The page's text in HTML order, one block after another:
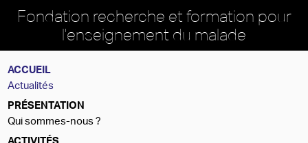
Fondation recherche et formation pour
l'enseignement du malade
ACCUEIL
Actualités
PRÉSENTATION
Qui sommes-nous ?